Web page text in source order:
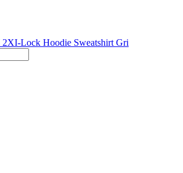
2XI-Lock Hoodie Sweatshirt Gri